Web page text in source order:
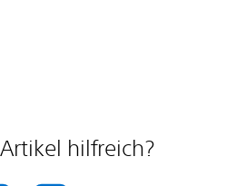
hilfreich?